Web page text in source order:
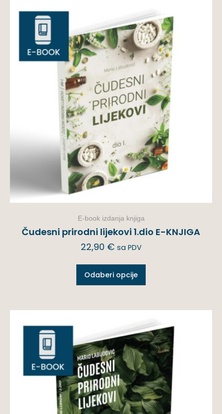
E-book izdanja knjiga
Čudesni prirodni lijekovi 1.dio E-KNJIGA
22,90 € sa PDV
Odaberi opcije